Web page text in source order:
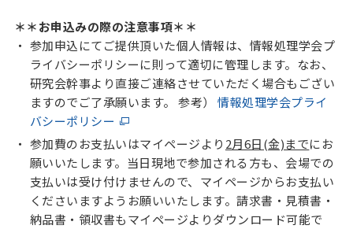
＊＊お申込みの際の注意事項＊＊
参加申込にてご提供頂いた個人情報は、情報処理学会プ
ライバシーポリシーに則って適切に管理します。なお、
研究会幹事より直接ご連絡させていただく場合もござい
ますのでご了承願います。 参考）情報処理学会プライ
バシーポリシー
参加費のお支払いはマイページより 2月6日(金)までにお
願いいたします。当日現地で参加される方も、会場での
支払いは受け付けませんので、マイページからお支払い
くださいますようお願いいたします。請求書・見積書・
納品書・領収書もマイページよりダウンロード可能で